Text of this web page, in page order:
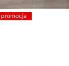
promocja